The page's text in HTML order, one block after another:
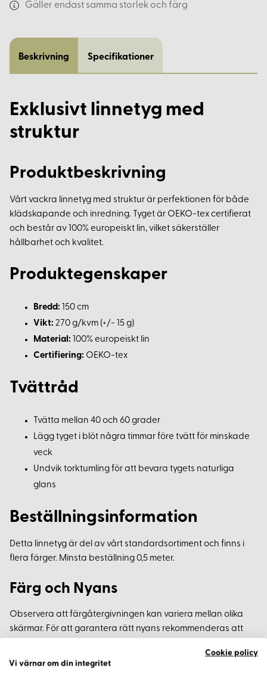
Gäller endast samma storlek och färg
Beskrivning Specifikationer
Exklusivt linnetyg med
struktur
Produktbeskrivning
Vårt vackra linnetyg med struktur är perfektionen för både
klädskapande och inredning. Tyget är OEKO-tex certifierat
och består av 100% europeiskt lin, vilket säkerställer
hållbarhet och kvalitet.
Produktegenskaper
Bredd: 150 cm
Vikt: 270 g/kvm (+/- 15 g)
Material: 100% europeiskt lin
Certifiering: OEKO-tex
Tvättråd
Tvätta mellan 40 och 60 grader
Lägg tyget i blöt några timmar före tvätt för minskade
veck
Undvik torktumling för att bevara tygets naturliga
glans
Beställningsinformation
Detta linnetyg är del av vårt standardsortiment och finns i
flera färger. Minsta beställning 0,5 meter.
Färg och Nyans
Observera att färgåtergivningen kan variera mellan olika
skärmar. För att garantera rätt nyans rekommenderas att
färg och textur i verkligheten.
Cookie policy
Vi värnar om din integritet